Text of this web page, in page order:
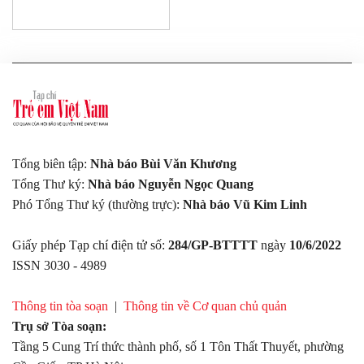
Tổng biên tập: Nhà báo Bùi Văn Khương
Tổng Thư ký: Nhà báo Nguyễn Ngọc Quang
Phó Tổng Thư ký (thường trực): Nhà báo Vũ Kim Linh
Giấy phép Tạp chí điện tử số: 284/GP-BTTTT ngày 10/6/2022
ISSN 3030 - 4989
Thông tin tòa soạn | Thông tin về Cơ quan chủ quản
Trụ sở Tòa soạn:
Tầng 5 Cung Trí thức thành phố, số 1 Tôn Thất Thuyết, phường